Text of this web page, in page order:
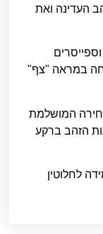
העדינה ואת
4 חורים וספייסרים
במראה "צף"
המושלמת
הזהב ברקע
לחלוטין